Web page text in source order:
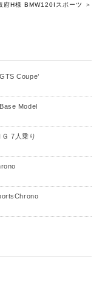
府H様 BMW120Iスポーツ ＞
Coupe’
Model
7人乗り